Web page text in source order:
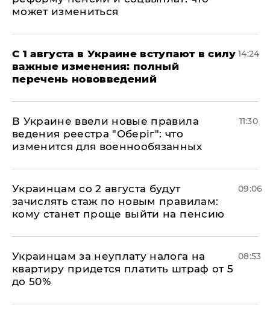
может измениться
С 1 августа в Украине вступают в силу
важные изменения: полный
перечень нововведений
14:24
В Украине ввели новые правила
ведения реестра "Оберіг": что
изменится для военнообязанных
11:30
Украинцам со 2 августа будут
зачислять стаж по новым правилам:
кому станет проще выйти на пенсию
09:06
Украинцам за неуплату налога на
квартиру придется платить штраф от 5
до 50%
08:53